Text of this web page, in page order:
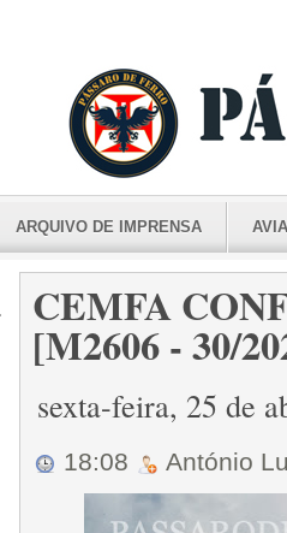
ARQUIVO DE IMPRENSA
CEMFA
[M2606 - 30/
sexta-feira, 25 de
18:08 António